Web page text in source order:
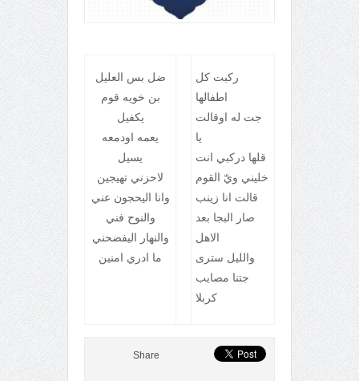
ركبت كل
اطفالها
جت له اوقالت
يا
قلها دركبي انت
خليني ويّ القوم
قالت انا زينب
صار البجا بعد
الاهل
والليل سترى
جتنا مصايب
كربلا
ضل بس العليل
بن خويه قوم
يكفيل
يعمه اودمعه
يسيل
لاحزني تهيجين
وانا اليحجون عني
والنوح فني
والنهار اليفضحني
ما ادري امنين
Share